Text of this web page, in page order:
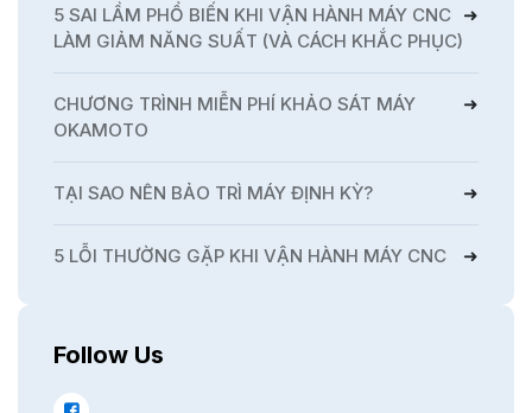
5 SAI LẦM PHỔ BIẾN KHI VẬN HÀNH MÁY CNC
LÀM GIẢM NĂNG SUẤT (VÀ CÁCH KHẮC PHỤC)
CHƯƠNG TRÌNH MIỄN PHÍ KHẢO SÁT MÁY
OKAMOTO
TẠI SAO NÊN BẢO TRÌ MÁY ĐỊNH KỲ?
5 LỖI THƯỜNG GẶP KHI VẬN HÀNH MÁY CNC
Follow Us